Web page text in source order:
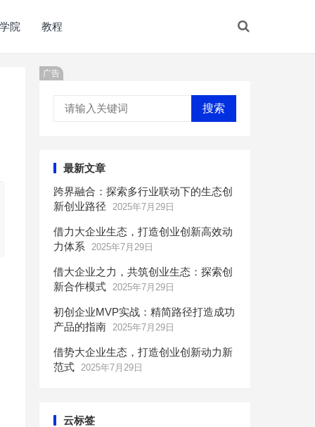
院 教程
广告
搜索
最新文章
跨界融合：探索多行业联动下的生态创
新创业路径
2025年7月29日
借力大企业生态，打造创业创新高效动
力体系
2025年7月29日
借大企业之力，共筑创业生态：探索创
新合作模式 2025年7月29日
初创企业MVP实战：精简路径打造成功
产品的指南 2025年7月29日
借势大企业生态，打造创业创新动力新
范式 2025年7月29日
云标签